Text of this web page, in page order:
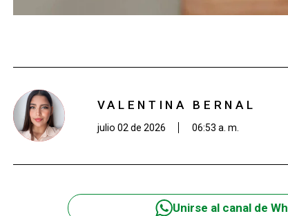
VALENTINA BERNAL
julio 02 de 2026 06:53 a. m.
Unirse al canal de